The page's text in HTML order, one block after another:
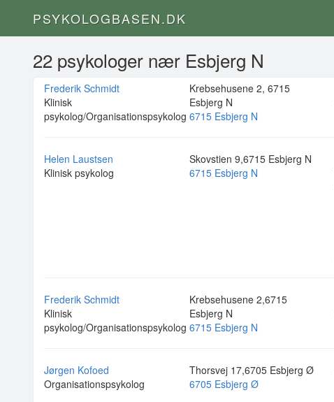
PSYKOLOGBASEN.DK
22 psykologer nær Esbjerg N
Frederik Schmidt
Klinisk
psykolog/Organisationspsykolog
Krebsehusene 2, 6715
Esbjerg N
6715 Esbjerg N
Helen Laustsen
Klinisk psykolog
Skovstien 9,6715 Esbjerg N
6715 Esbjerg N
Frederik Schmidt
Klinisk
psykolog/Organisationspsykolog
Krebsehusene 2,6715
Esbjerg N
6715 Esbjerg N
Jørgen Kofoed
Organisationspsykolog
Thorsvej 17,6705 Esbjerg Ø
6705 Esbjerg Ø